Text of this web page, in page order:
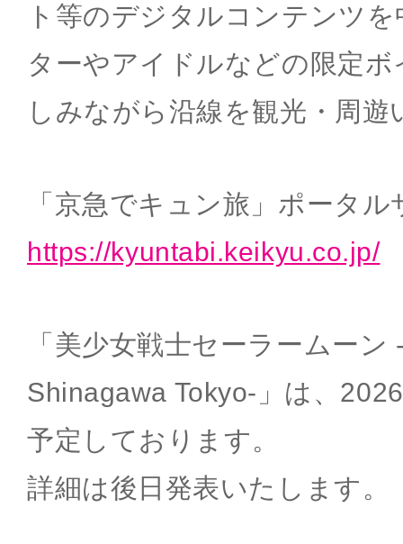
ト等のデジタルコンテンツ
ターやアイドルなどの限定
しみながら沿線を観光・周
「京急でキュン旅」ポータル
https://kyuntabi.keikyu.co.jp/
「美少女戦士セーラームー
Shinagawa Tokyo-」は、
予定しております。
詳細は後日発表いたします。